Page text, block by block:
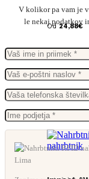
Od24,88€
V kolikor pa vam je
le nekaj podatkov